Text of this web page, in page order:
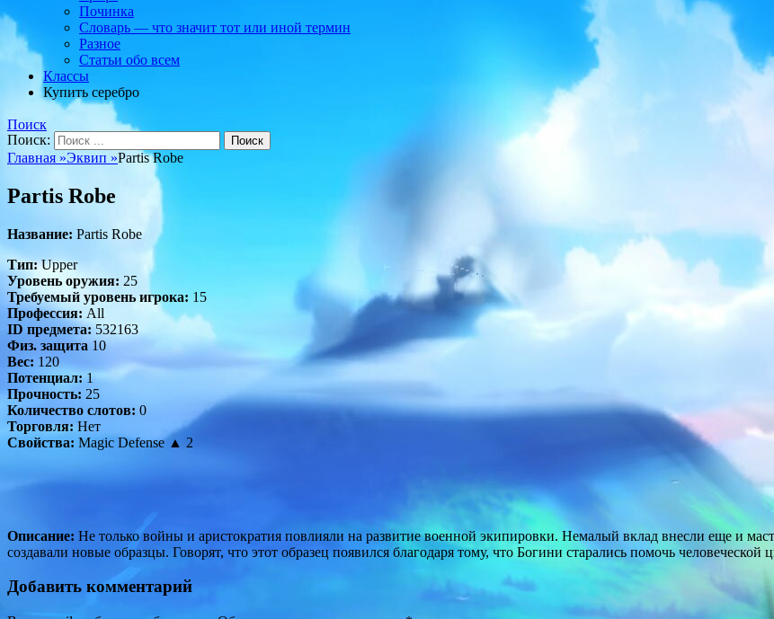
Починка
Словарь — что значит тот или иной термин
Разное
Статьи обо всем
Классы
Купить серебро
Поиск
Поиск:
Главная »Эквип »Partis Robe
Partis Robe
Название: Partis Robe
Тип:Upper
Уровень оружия: 25
Требуемый уровень игрока: 15
Профессия: All
ID предмета: 532163
Физ. защита10
Вес: 120
Потенциал: 1
Прочность: 25
Количество слотов: 0
Торговля: Нет
Свойства: Magic Defense ▲ 2
Описание: Не только войны и аристократия повлияли на развитие военной экипировки. Немалый вклад внесли еще и
создавали новые образцы. Говорят, что этот образец появился благодаря тому, что Богини старались помочь
Добавить комментарий